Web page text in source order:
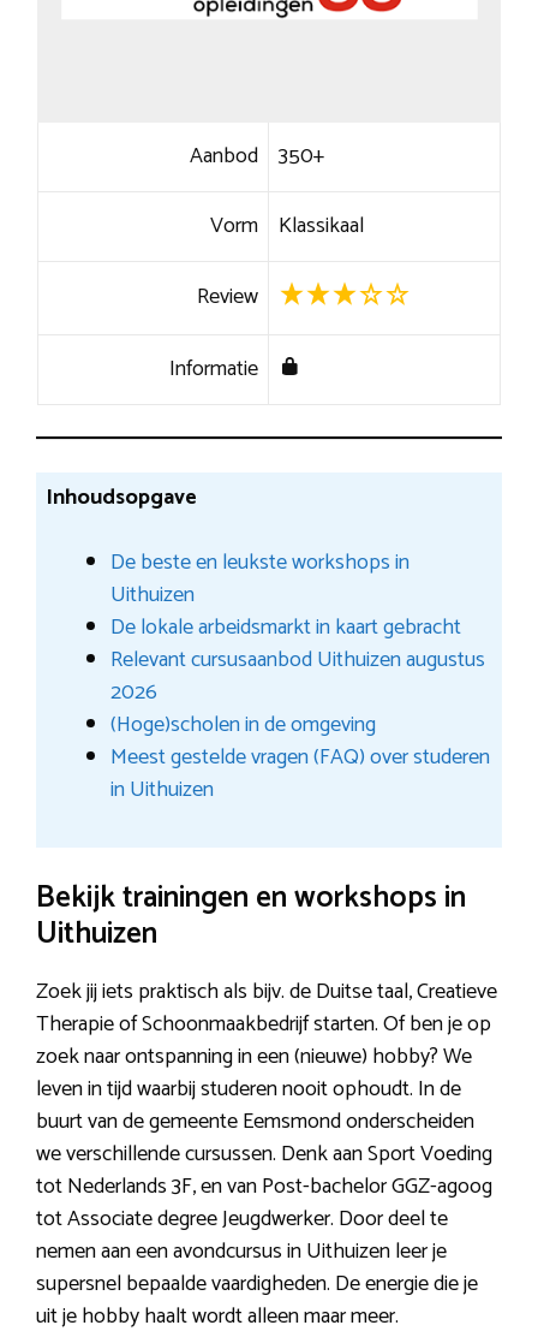
Aanbod 350+
Vorm Klassikaal
Review
Informatie
Inhoudsopgave
De beste en leukste workshops in
Uithuizen
De lokale arbeidsmarkt in kaart gebracht
Relevant cursusaanbod Uithuizen augustus
2026
(Hoge)scholen in de omgeving
Meest gestelde vragen (FAQ) over studeren
in Uithuizen
Bekijk trainingen en workshops in
Uithuizen
Zoek jij iets praktisch als bijv. de Duitse taal, Creatieve
Therapie of Schoonmaakbedrijf starten. Of ben je op
zoek naar ontspanning in een (nieuwe) hobby? We
leven in tijd waarbij studeren nooit ophoudt. In de
buurt van de gemeente Eemsmond onderscheiden
we verschillende cursussen. Denk aan Sport Voeding
tot Nederlands 3F, en van Post-bachelor GGZ-agoog
tot Associate degree Jeugdwerker. Door deel te
nemen aan een avondcursus in Uithuizen leer je
supersnel bepaalde vaardigheden. De energie die je
uit je hobby haalt wordt alleen maar meer.